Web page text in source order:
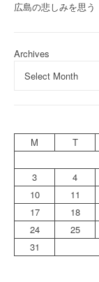
広島の悲しみを思う
Archives
M
T
3
4
10
11
17
18
24
25
31